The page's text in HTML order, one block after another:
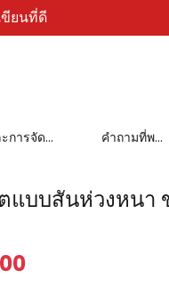
ขียนที่ดี
การจัด
คำถามที่พบ
แบบสันห่วงหนา